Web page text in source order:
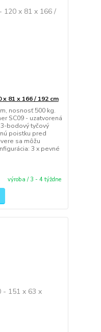
81 x 166 / 192 cm
nosnosť 500 kg.
SC09 - uzatvorená
bodový tyčový
poistku pred
sa môžu
3 x pevné
výroba / 3 - 4 týždne